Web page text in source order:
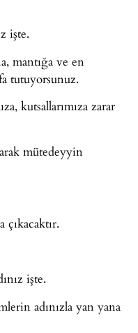
işte.
mantığa ve en
tutuyorsunuz.
kutsallarımıza zarar
mütedeyyin
işte.
adınızla yan yana